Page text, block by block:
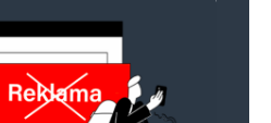
s těmito principy
důvěryhodného